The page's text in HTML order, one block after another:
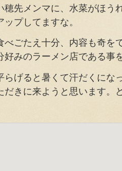
穂先メンマに、水菜がほう
プしてますな。
べごたえ十分、内容も奇を
好みのラーメン店である事
らげると暑くて汗だくにな
だきに来ようと思います。